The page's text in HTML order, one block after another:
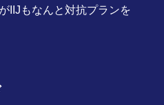
IIJもなんと対抗プランを